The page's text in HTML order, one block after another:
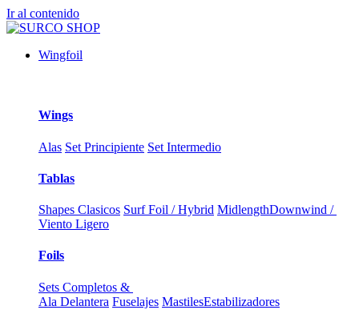
Ir al contenido
Wingfoil
Wings
Alas Set Principiente Set Intermedio
Tablas
Shapes Clasicos Surf Foil / Hybrid MidlengthDownwind /
Viento Ligero
Foils
Sets Completos &
Ala Delantera Fuselajes MastilesEstabilizadores